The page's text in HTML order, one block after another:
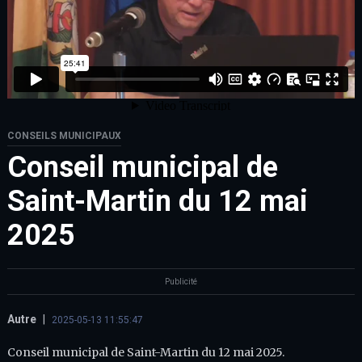
CONSEILS MUNICIPAUX
Conseil municipal de
Saint-Martin du 12 mai
2025
Publicité
Autre 2025-05-13 11:55:47
Conseil municipal de Saint-Martin du 12 mai 2025.